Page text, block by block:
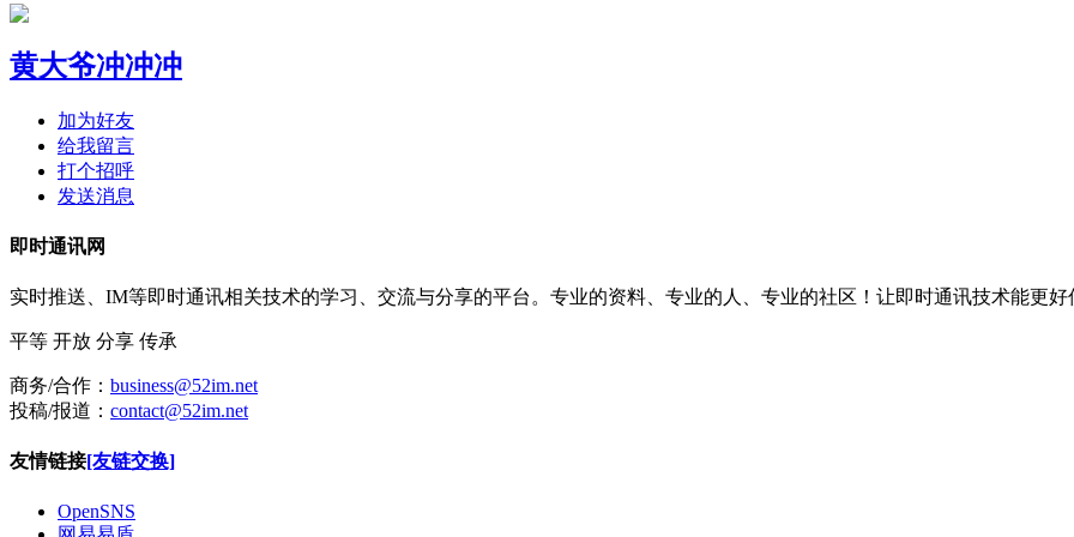
黄大爷冲冲冲
加为好友
给我留言
打个招呼
发送消息
即时通讯网
实时推送、IM等即时通讯相关技术的学习、交流与分享的平台。专业的资料、专业的人、专业的社区！让即时通讯技术能更好
平等 开放 分享 传承
商务/合作： business@52im.net
投稿/报道： contact@52im.net
友情链接[友链交换]
OpenSNS